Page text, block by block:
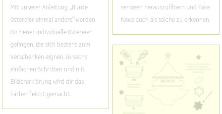
seriösen herauszufiltern und Fake
News auch als solche zu erkennen.
Mit unserer Anleitung „Bunte
Ostereier einmal anders“ werden
dir heuer individuelle Ostereier
gelingen, die sich bestens zum
Verschenken eignen. In sechs
einfachen Schritten und mit
Bildererklärung wird dir das
Färben leicht gemacht.